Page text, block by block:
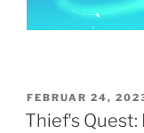
VERÖFFENTLICHT
AM
FEBRUAR 24,
Thiefʼs